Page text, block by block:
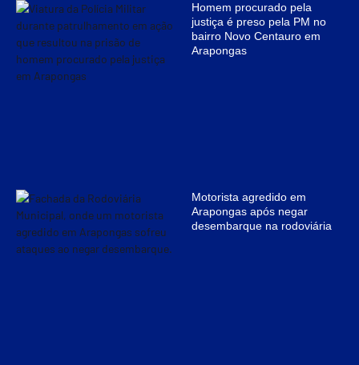
Homem procurado pela
justiça é preso pela PM no
bairro Novo Centauro em
Arapongas
Motorista agredido em
Arapongas após negar
desembarque na rodoviária